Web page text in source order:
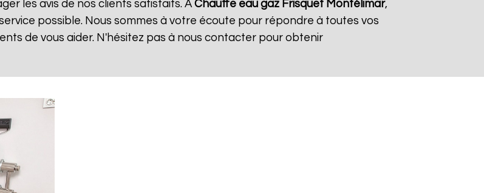
les avis de nos clients satisfaits. ÀChauffe eau gaz Frisquet Montélimar,
possible. Nous sommes à votre écoute pour répondre à toutes vos
de vous aider. N'hésitez pas à nous contacter pour obtenir